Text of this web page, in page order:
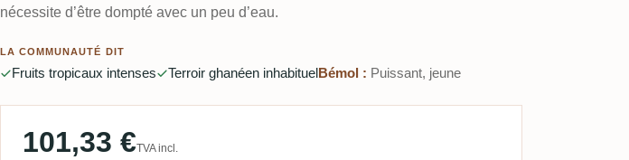
nécessite d’être dompté avec un peu d’eau.
LA COMMUNAUTÉ DIT
Fruits tropicaux intenses Terroir ghanéen inhabituel Bémol : Puissant, jeune
101,33 €TVA incl.